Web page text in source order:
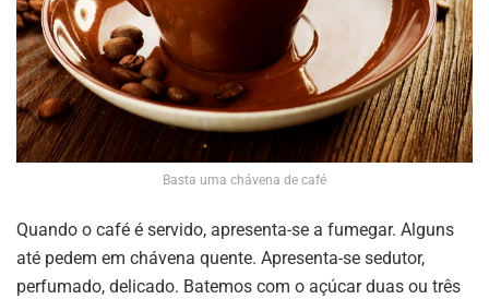
Basta uma chávena de café
Quando o café é servido, apresenta-se a fumegar. Alguns
até pedem em chávena quente. Apresenta-se sedutor,
perfumado, delicado. Batemos com o açúcar duas ou três